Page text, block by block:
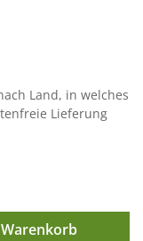
Land, in welches
Lieferung
Warenkorb